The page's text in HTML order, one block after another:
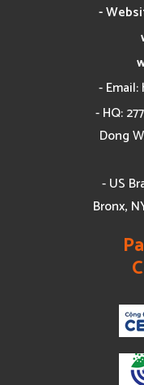
-
- Email:
- HQ:
Dong
- US
Bronx,